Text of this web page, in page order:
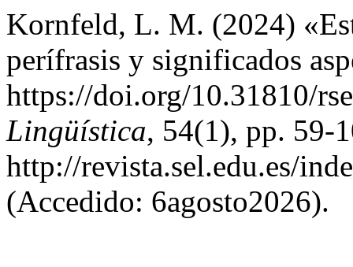
Kornfeld, L. M. (2024)
perífrasis y significados
https://doi.org/10.31810/
Lingüística, 54(1), pp. 59-
http://revista.sel.edu.es/
(Accedido: 6agosto2026).